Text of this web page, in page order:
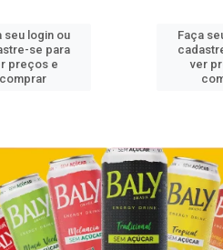
seu login ou
se para
preços e
comprar
Faça
ver